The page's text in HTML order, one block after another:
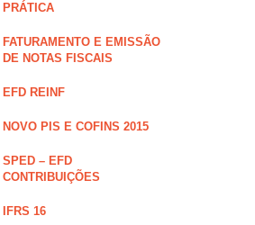
PRÁTICA
FATURAMENTO E EMISSÃO
DE NOTAS FISCAIS
EFD REINF
NOVO PIS E COFINS 2015
SPED – EFD
CONTRIBUIÇÕES
IFRS 16